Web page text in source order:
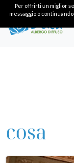
cosa
Per offrirti un miglior
messaggio o